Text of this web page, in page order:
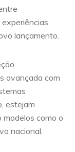
lançamento.
avançada com
estejam
como o
nacional.